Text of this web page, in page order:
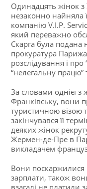
Одинадцять жінок
незаконно найняла
компанію V.I.P.
який переважно
Скарга була подана
прокуратура
розслідування і
“нелегальну працю”
За словами однієї з
Франківську, вони
туристичною візою
закінчувався її
деяких жінок
Жермен-де-Пре в
викладачем
Вони поскаржилися
зарплати, також
взагалі не платили